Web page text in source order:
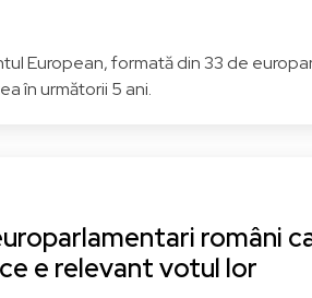
Vezi pagina
European, formată din 33 de
în următorii 5 ani.
români
e relevant votul lor